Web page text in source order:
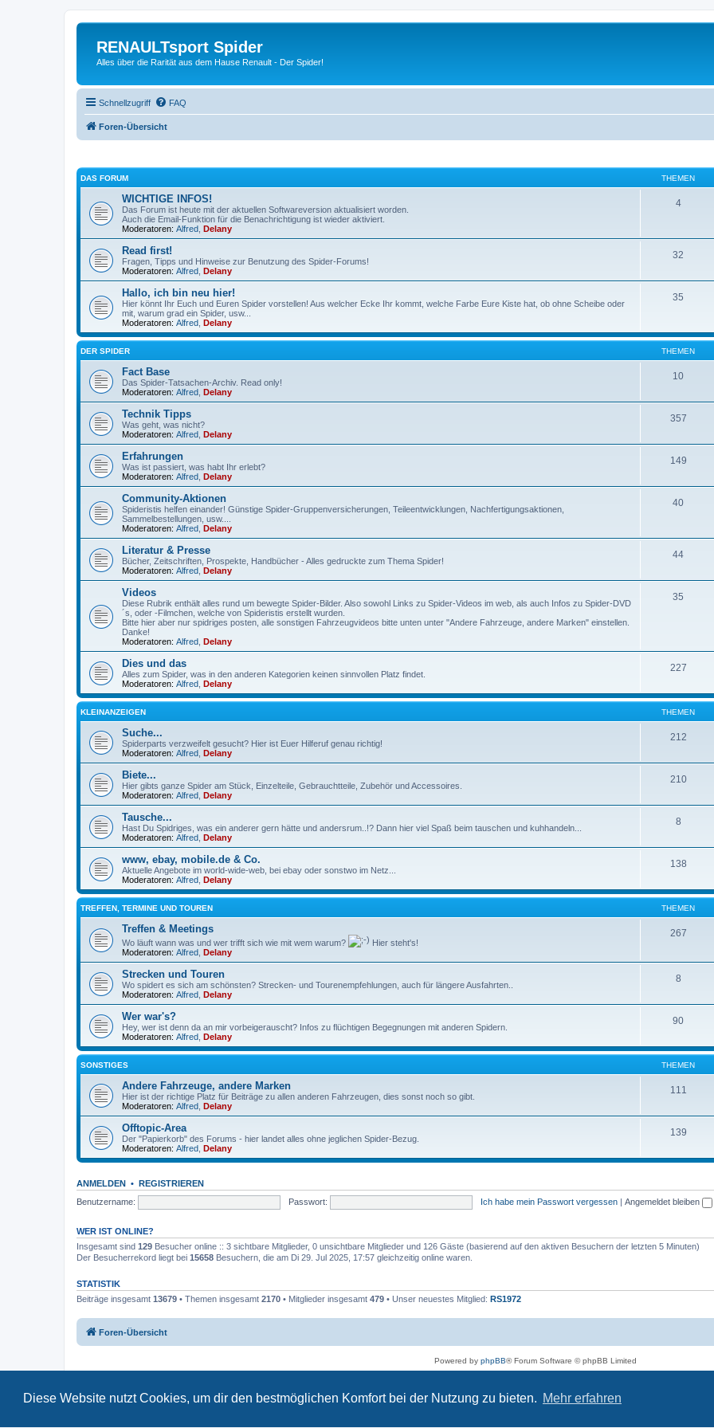
Diese Website nutzt Cookies, um dir den bestmöglichen Komfort bei der Nutzung zu bieten. Mehr erfahren
RENAULTsport Spider
Alles über die Rarität aus dem Hause Renault - Der Spider!
Schnellzugriff FAQ
Foren-Übersicht
DAS FORUM THEMEN
WICHTIGE INFOS!
Das Forum ist heute mit der aktuellen Softwareversion aktualisiert worden.
Auch die Email-Funktion für die Benachrichtigung ist wieder aktiviert.
Moderatoren: Alfred Delany
4
Read first!
Fragen, Tipps und Hinweise zur Benutzung des Spider-Forums!
Moderatoren: Alfred Delany
32
Hallo, ich bin neu hier!
Hier könnt Ihr Euch und Euren Spider vorstellen! Aus welcher Ecke Ihr kommt, welche Farbe Eure Kiste hat, ob ohne Scheibe oder
mit, warum grad ein Spider, usw...
Moderatoren: Alfred Delany
35
DER SPIDER THEMEN
Fact Base
Das Spider-Tatsachen-Archiv. Read only!
Moderatoren: Alfred Delany
10
Technik Tipps
Was geht, was nicht?
Moderatoren: Alfred Delany
357
Erfahrungen
Was ist passiert, was habt Ihr erlebt?
Moderatoren: Alfred Delany
149
Community-Aktionen
Spideristis helfen einander! Günstige Spider-Gruppenversicherungen, Teileentwicklungen, Nachfertigungsaktionen,
Sammelbestellungen, usw....
Moderatoren: Alfred Delany
40
Literatur & Presse
Bücher, Zeitschriften, Prospekte, Handbücher - Alles gedruckte zum Thema Spider!
Moderatoren: Alfred Delany
44
Videos
Diese Rubrik enthält alles rund um bewegte Spider-Bilder. Also sowohl Links zu Spider-Videos im web, als auch Infos zu Spider-DVD
´s, oder -Filmchen, welche von Spideristis erstellt wurden.
Bitte hier aber nur spidriges posten, alle sonstigen Fahrzeugvideos bitte unten unter "Andere Fahrzeuge, andere Marken" einstellen.
Danke!
Moderatoren: Alfred Delany
35
Dies und das
Alles zum Spider, was in den anderen Kategorien keinen sinnvollen Platz findet.
Moderatoren: Alfred Delany
227
KLEINANZEIGEN THEMEN
Suche...
Spiderparts verzweifelt gesucht? Hier ist Euer Hilferuf genau richtig!
Moderatoren: Alfred Delany
212
Biete...
Hier gibts ganze Spider am Stück, Einzelteile, Gebrauchtteile, Zubehör und Accessoires.
Moderatoren: Alfred Delany
210
Tausche...
Hast Du Spidriges, was ein anderer gern hätte und andersrum..!? Dann hier viel Spaß beim tauschen und kuhhandeln...
Moderatoren: Alfred Delany
8
www, ebay, mobile.de & Co.
Aktuelle Angebote im world-wide-web, bei ebay oder sonstwo im Netz...
Moderatoren: Alfred Delany
138
TREFFEN, TERMINE UND TOUREN THEMEN
Treffen & Meetings
Wo läuft wann was und wer trifft sich wie mit wem warum?
Hier steht's!
Moderatoren: Alfred Delany
267
Strecken und Touren
Wo spidert es sich am schönsten? Strecken- und Tourenempfehlungen, auch für längere Ausfahrten..
Moderatoren: Alfred Delany
8
Wer war's?
Hey, wer ist denn da an mir vorbeigerauscht? Infos zu flüchtigen Begegnungen mit anderen Spidern.
Moderatoren: Alfred Delany
90
SONSTIGES THEMEN
Andere Fahrzeuge, andere Marken
Hier ist der richtige Platz für Beiträge zu allen anderen Fahrzeugen, dies sonst noch so gibt.
Moderatoren: Alfred Delany
111
Offtopic-Area
Der "Papierkorb" des Forums - hier landet alles ohne jeglichen Spider-Bezug.
Moderatoren: Alfred Delany
139
ANMELDEN • REGISTRIEREN
Benutzername:
Passwort: Ich habe mein Passwort vergessen | Angemeldet bleiben
WER IST ONLINE?
Insgesamt sind 129 Besucher online :: 3 sichtbare Mitglieder, 0 unsichtbare Mitglieder und 126 Gäste (basierend auf den aktiven Besuchern der letzten 5 Minuten)
Der Besucherrekord liegt bei 15658 Besuchern, die am Di 29. Jul 2025, 17:57 gleichzeitig online waren.
STATISTIK
Beiträge insgesamt 13679 • Themen insgesamt 2170 • Mitglieder insgesamt 479 • Unser neuestes Mitglied: RS1972
Foren-Übersicht
Powered by phpBB® Forum Software © phpBB Limited